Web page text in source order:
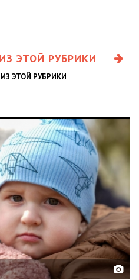
ЭТОЙ РУБРИКИ
ЭТОЙ РУБРИКИ
02.02.2026